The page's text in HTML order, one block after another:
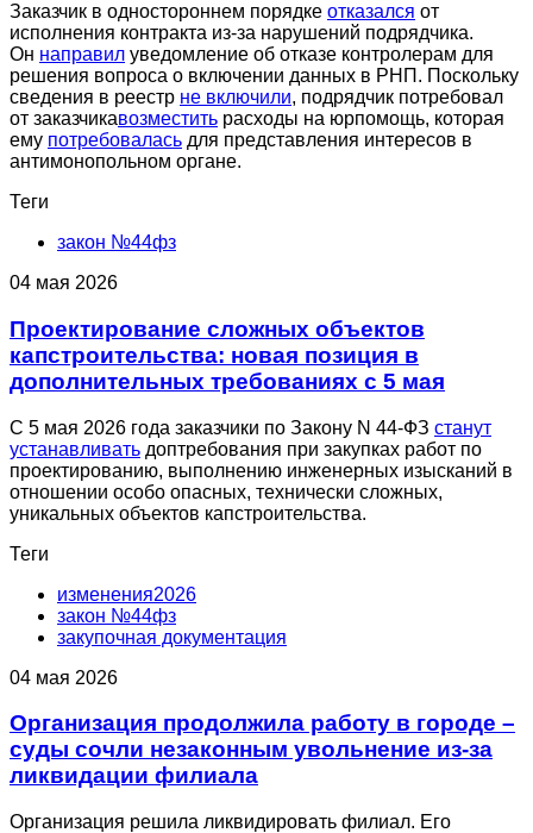
Заказчик в одностороннем порядке отказался от
исполнения контракта из-за нарушений подрядчика.
Он направил уведомление об отказе контролерам для
решения вопроса о включении данных в РНП. Поскольку
сведения в реестр не включили, подрядчик потребовал
от заказчикавозместить расходы на юрпомощь, которая
ему потребовалась для представления интересов в
антимонопольном органе.
Теги
закон №44фз
04 мая 2026
Проектирование сложных объектов
капстроительства: новая позиция в
дополнительных требованиях с 5 мая
С 5 мая 2026 года заказчики по Закону N 44-ФЗ станут
устанавливать доптребования при закупках работ по
проектированию, выполнению инженерных изысканий в
отношении особо опасных, технически сложных,
уникальных объектов капстроительства.
Теги
изменения2026
закон №44фз
закупочная документация
04 мая 2026
Организация продолжила работу в городе –
суды сочли незаконным увольнение из-за
ликвидации филиала
Организация решила ликвидировать филиал. Его